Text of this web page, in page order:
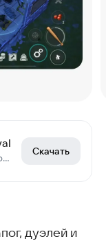
Здесь зомби апокалипсис реален, а выживание — твой единственный путь.
Скачать
дуэлей и